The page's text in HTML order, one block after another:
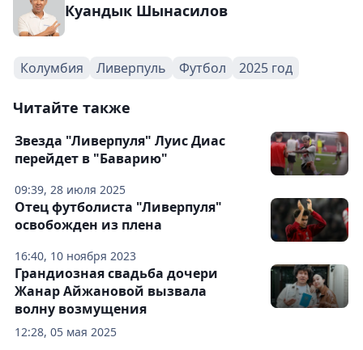
Куандык Шынасилов
Колумбия Ливерпуль Футбол 2025 год
Читайте также
09:39, 28 июля 2025
Звезда "Ливерпуля" Луис Диас
перейдет в "Баварию"
16:40, 10 ноября 2023
Отец футболиста "Ливерпуля"
освобожден из плена
12:28, 05 мая 2025
Грандиозная свадьба дочери
Жанар Айжановой вызвала
волну возмущения